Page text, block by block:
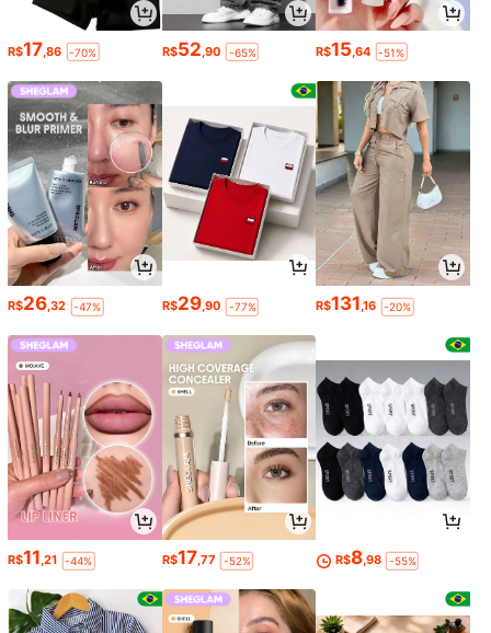
R$17 ,86 -70% R$52 ,90 -65% R$15 ,64 -51%
R$26,32 -47% R$29,90 -77% R$131,16 -20%
R$11,21 -44% R$17,77 -52% R$8,98 -55%